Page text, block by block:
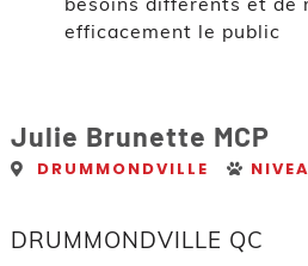
Julie Brunette MCP
DRUMMONDVILLE
DRUMMONDVILLE QC
efficacement le public